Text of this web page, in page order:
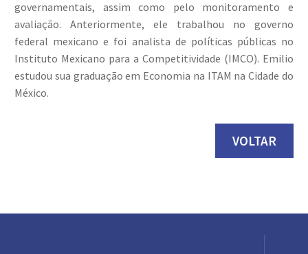
governamentais, assim como pelo monitoramento e
avaliação. Anteriormente, ele trabalhou no governo
federal mexicano e foi analista de políticas públicas no
Instituto Mexicano para a Competitividade (IMCO). Emilio
estudou sua graduação em Economia na ITAM na Cidade do
México.
VOLTAR